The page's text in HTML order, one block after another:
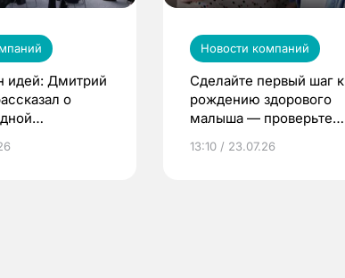
идей: Дмитрий
о
Новости компаний
Сделайте первый шаг к
рождению здорового
малыша — проверьте
по ОМС!
13:10 / 23.07.26